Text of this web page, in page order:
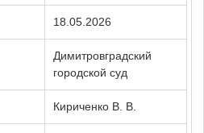
18.05.2026
Димитровградский
городской суд
Кириченко В. В.